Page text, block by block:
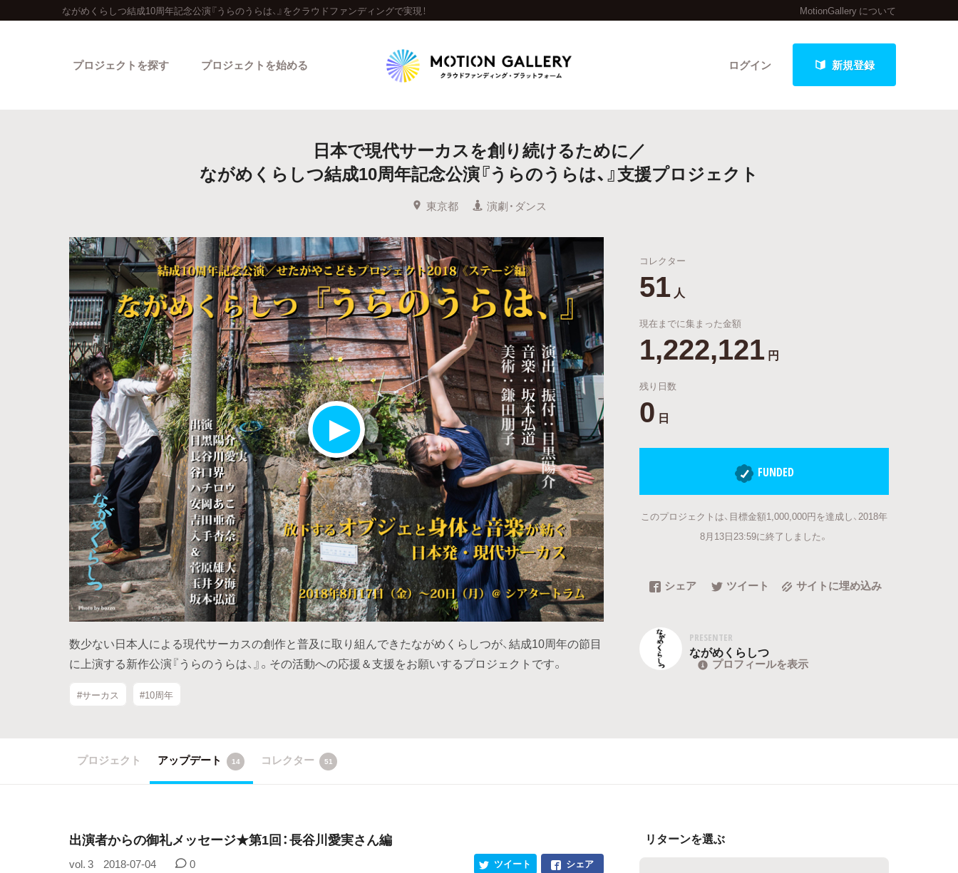
ながめくらしつ結成10周年記念公演『うらのうらは、』をクラウドファンディングで実現！ MotionGallery について
ログイン 新規登録
プロジェクトを探す
人気のプロジェクト 新着プロジェクト 終了間近のプロジェクト
Feature
カテゴリーから探す タグから探す キュレーターから探す 特集から探す
Legendary
最新達成プロジェクト 調達額が大きいプロジェクト
プロジェクトを始める
日本で現代サーカスを創り続けるために／
ながめくらしつ結成10周年記念公演『うらのうらは、』支援プロジェクト
東京都 演劇・ダンス
数少ない日本人による現代サーカスの創作と普及に取り組んできたながめくらしつが、結成10周年の節目
に上演する新作公演『うらのうらは、』。その活動への応援＆支援をお願いするプロジェクトです。
#サーカス #10周年
コレクター
51 人
現在までに集まった金額
1,222,121 円
残り日数
0 日
FUNDED
このプロジェクトは、目標金額1,000,000円を達成し、2018年
8月13日23:59に終了しました。
シェア ツイート サイトに埋め込み
PRESENTER
ながめくらしつ
プロフィールを表示
プロジェクト アップデート 14 コレクター 51
出演者からの御礼メッセージ★第1回：長谷川愛実さん編
vol. 3 2018-07-04 0 シェア
ツイート
リターンを選ぶ